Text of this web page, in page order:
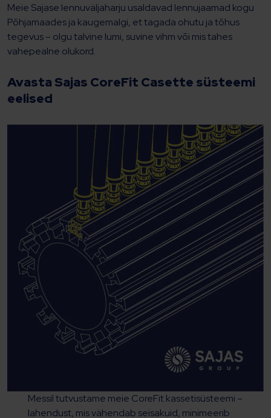
Meie Sajase lennuväljaharju usaldavad lennujaamad kogu
Põhjamaades ja kaugemalgi, et tagada ohutu ja tõhus
tegevus – olgu talvine lumi, suvine vihm või mis tahes
vahepealne olukord.
Avasta Sajas CoreFit Casette süsteemi
eelised
Messil tutvustame meie CoreFit kassetisüsteemi –
lahendust, mis vähendab seisakuid, minimeerib